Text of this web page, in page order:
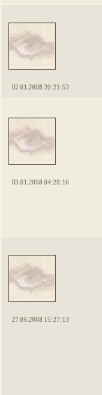
02.01.2008 20:21:53
03.01.2008 04:28:16
27.06.2008 15:27:13